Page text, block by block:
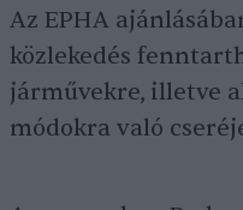
Az EPHA
közlekedés
járművekre, illetve
módokra való